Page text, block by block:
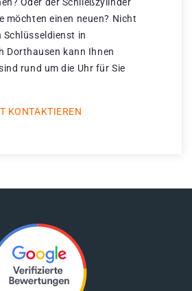
Oder der Schließzylinder
möchten einen neuen? Nicht
Schlüsseldienst in
Dorthausen kann Ihnen
rund um die Uhr für Sie
KONTAKTIEREN